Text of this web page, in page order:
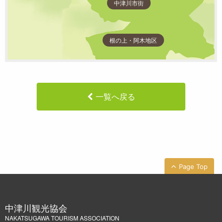
中津川市街
根の上・阿木地区
一覧へ戻る
Page Top
中津川観光協会
NAKATSUGAWA TOURISM ASSOCIATION